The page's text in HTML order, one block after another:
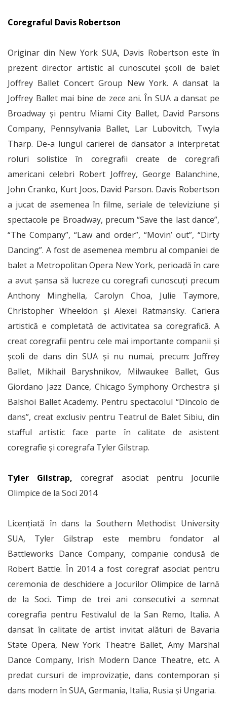
Coregraful Davis Robertson
Originar din New York SUA, Davis Robertson este în
prezent director artistic al cunoscutei şcoli de balet
Joffrey Ballet Concert Group New York. A dansat la
Joffrey Ballet mai bine de zece ani. În SUA a dansat pe
Broadway şi pentru Miami City Ballet, David Parsons
Company, Pennsylvania Ballet, Lar Lubovitch, Twyla
Tharp. De-a lungul carierei de dansator a interpretat
roluri solistice în coregrafii create de coregrafi
americani celebri Robert Joffrey, George Balanchine,
John Cranko, Kurt Joos, David Parson. Davis Robertson
a jucat de asemenea în filme, seriale de televiziune şi
spectacole pe Broadway, precum “Save the last dance”,
“The Company”, “Law and order”, “Movin’ out”, “Dirty
Dancing”. A fost de asemenea membru al companiei de
balet a Metropolitan Opera New York, perioadă în care
a avut şansa să lucreze cu coregrafi cunoscuţi precum
Anthony Minghella, Carolyn Choa, Julie Taymore,
Christopher Wheeldon şi Alexei Ratmansky. Cariera
artistică e completată de activitatea sa coregrafică. A
creat coregrafii pentru cele mai importante companii şi
şcoli de dans din SUA şi nu numai, precum: Joffrey
Ballet, Mikhail Baryshnikov, Milwaukee Ballet, Gus
Giordano Jazz Dance, Chicago Symphony Orchestra şi
Balshoi Ballet Academy. Pentru spectacolul “Dincolo de
dans”, creat exclusiv pentru Teatrul de Balet Sibiu, din
stafful artistic face parte în calitate de asistent
coregrafie şi coregrafa Tyler Gilstrap.
Tyler Gilstrap, coregraf asociat pentru Jocurile
Olimpice de la Soci 2014
Licenţiată în dans la Southern Methodist University
SUA, Tyler Gilstrap este membru fondator al
Battleworks Dance Company, companie condusă de
Robert Battle. În 2014 a fost coregraf asociat pentru
ceremonia de deschidere a Jocurilor Olimpice de Iarnă
de la Soci. Timp de trei ani consecutivi a semnat
coregrafia pentru Festivalul de la San Remo, Italia. A
dansat în calitate de artist invitat alături de Bavaria
State Opera, New York Theatre Ballet, Amy Marshal
Dance Company, Irish Modern Dance Theatre, etc. A
predat cursuri de improvizaţie, dans contemporan şi
dans modern în SUA, Germania, Italia, Rusia şi Ungaria.